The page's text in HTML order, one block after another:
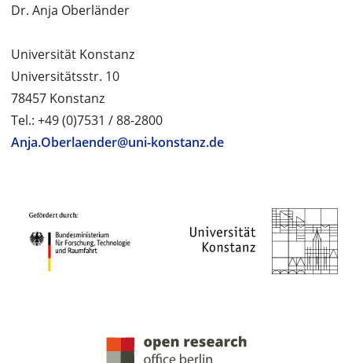
Dr. Anja Oberländer
Universität Konstanz
Universitätsstr. 10
78457 Konstanz
Tel.: +49 (0)7531 / 88-2800
Anja.Oberlaender@uni-konstanz.de